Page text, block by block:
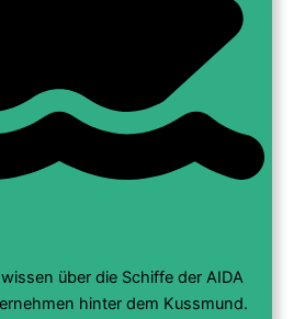
über die Schiffe der AIDA
hinter dem Kussmund.